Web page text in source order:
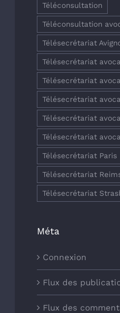
Téléconsultation
Téléconsultation
Télésecrétariat
Télésecrétariat
Télésecrétariat
Télésecrétariat
Télésecrétariat
Télésecrétariat
Télésecrétariat Paris
Télésecrétariat
Télésecrétariat
Méta
Connexion
Flux des
Flux des